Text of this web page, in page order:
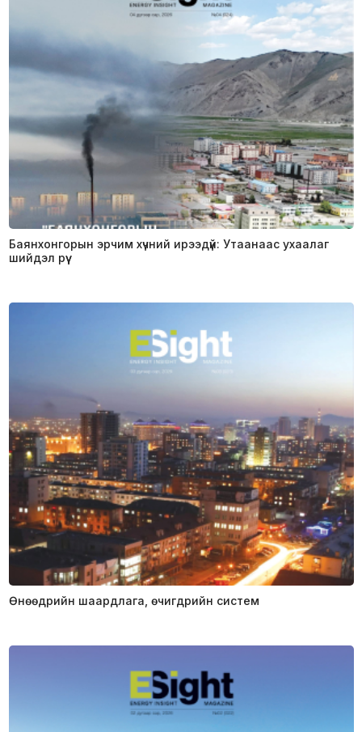
Баянхонгорын эрчим хүчний ирээдүй: Утаанаас ухаалаг
шийдэл рүү
Өнөөдрийн шаардлага, өчигдрийн систем